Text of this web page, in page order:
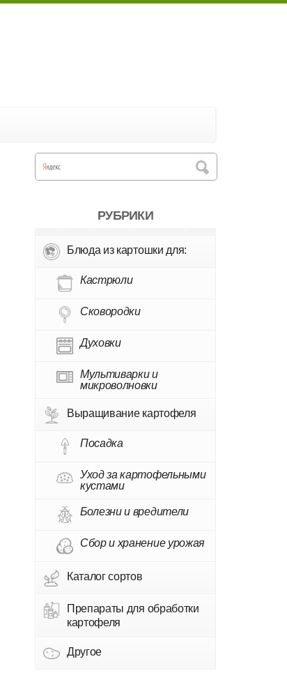
РУБРИКИ
Блюда из картошки для:
Кастрюли
Сковородки
Духовки
Мультиварки и
микроволновки
Выращивание картофеля
Посадка
Уход за картофельными
кустами
Болезни и вредители
Сбор и хранение урожая
Каталог сортов
Препараты для обработки
картофеля
Другое